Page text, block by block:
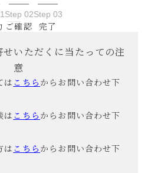
Step 02
ご確認
Step 03
完了
いただくに当たっての注
意
は こちら からお問い合わせ下
は こちら からお問い合わせ下
は こちら からお問い合わせ下